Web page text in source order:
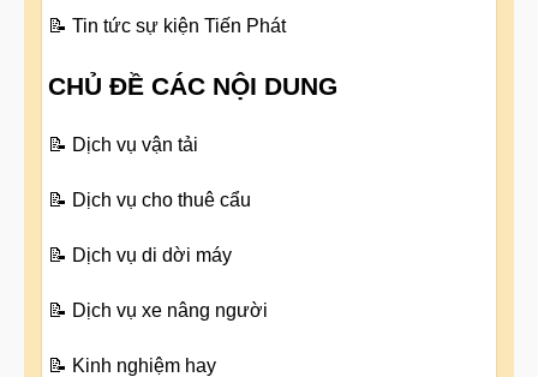
📝 Tin tức sự kiện Tiến Phát
CHỦ ĐỀ CÁC NỘI DUNG
📝 Dịch vụ vận tải
📝 Dịch vụ cho thuê cẩu
📝 Dịch vụ di dời máy
📝 Dịch vụ xe nâng người
📝 Kinh nghiệm hay